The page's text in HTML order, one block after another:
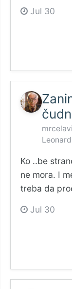
Jul 30
mrcelavi
Ko ..be
ne mora. I
treba da
Jul 30